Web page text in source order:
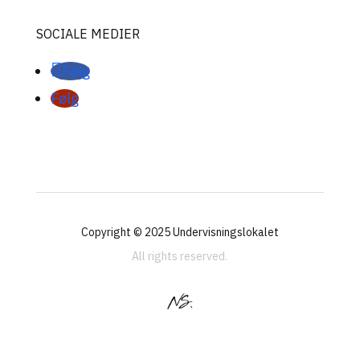
SOCIALE MEDIER
Følg
Følg
Copyright © 2025Undervisningslokalet
All rights reserved.